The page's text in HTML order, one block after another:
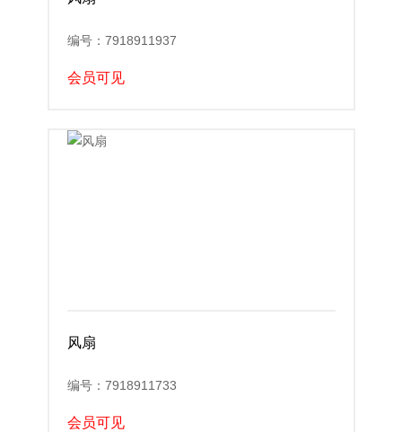
编号：7918911937
会员可见
风扇
编号：7918911733
会员可见